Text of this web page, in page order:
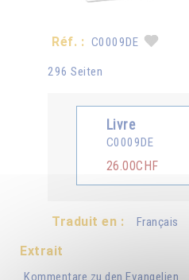
Réf. : C0009DE
296 Seiten
Livre
C0009DE
26.00CHF
Traduit en : Français
Extrait
Kommentare zu den Evangelien